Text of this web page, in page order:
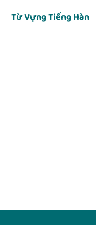
Từ Vựng Tiếng Hàn